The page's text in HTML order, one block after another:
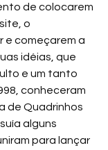
de colocarem
o
e começarem a
idéias, que
e um tanto
conheceram
de Quadrinhos
alguns
para lançar